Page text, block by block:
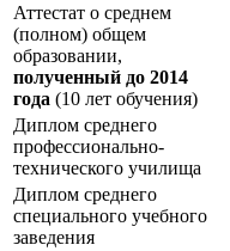
Аттестат о среднем
(полном) общем
образовании,
полученный до 2014
года (10 лет обучения)
Диплом среднего
профессионально-
технического училища
Диплом среднего
специального учебного
заведения